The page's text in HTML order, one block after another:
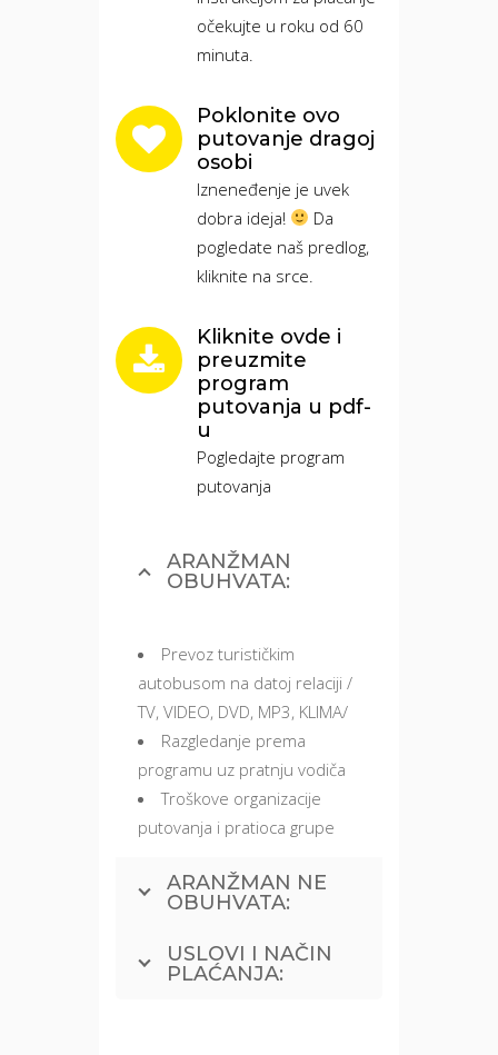
očekujte u roku od 60
minuta.
Poklonite ovo
putovanje dragoj
osobi
Izneneđenje je uvek
dobra ideja!
Da
pogledate naš predlog,
kliknite na srce.
Kliknite ovde i
preuzmite
program
putovanja u pdf-
u
Pogledajte program
putovanja
ARANŽMAN
OBUHVATA:
Prevoz turističkim
autobusom na datoj relaciji /
TV, VIDEO, DVD, MP3, KLIMA/
Razgledanje prema
programu uz pratnju vodiča
Troškove organizacije
putovanja i pratioca grupe
ARANŽMAN NE
OBUHVATA:
USLOVI I NAČIN
PLAĆANJA: